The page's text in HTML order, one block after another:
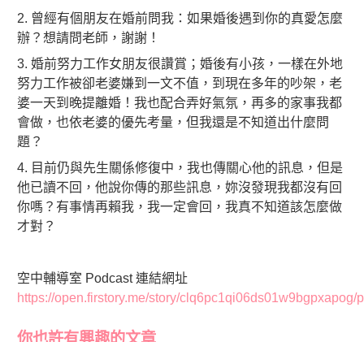
2. 曾經有個朋友在婚前問我：如果婚後遇到你的真愛怎麼
辦？想請問老師，謝謝！
3. 婚前努力工作女朋友很讚賞；婚後有小孩，一樣在外地
努力工作被卻老婆嫌到一文不值，到現在多年的吵架，老
婆一天到晚提離婚！我也配合弄好氣氛，再多的家事我都
會做，也依老婆的優先考量，但我還是不知道出什麼問
題？
4. 目前仍與先生關係修復中，我也傳關心他的訊息，但是
他已讀不回，他說你傳的那些訊息，妳沒發現我都沒有回
你嗎？有事情再賴我，我一定會回，我真不知道該怎麼做
才對？
空中輔導室 Podcast 連結網址
https://open.firstory.me/story/clq6pc1qi06ds01w9bgpxapog/